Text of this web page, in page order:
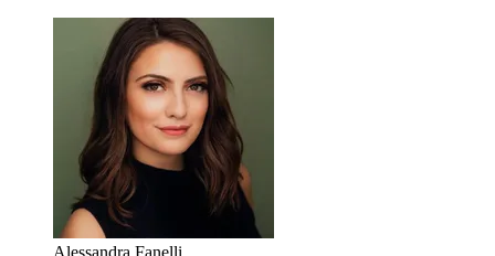
Alessandra Fanelli